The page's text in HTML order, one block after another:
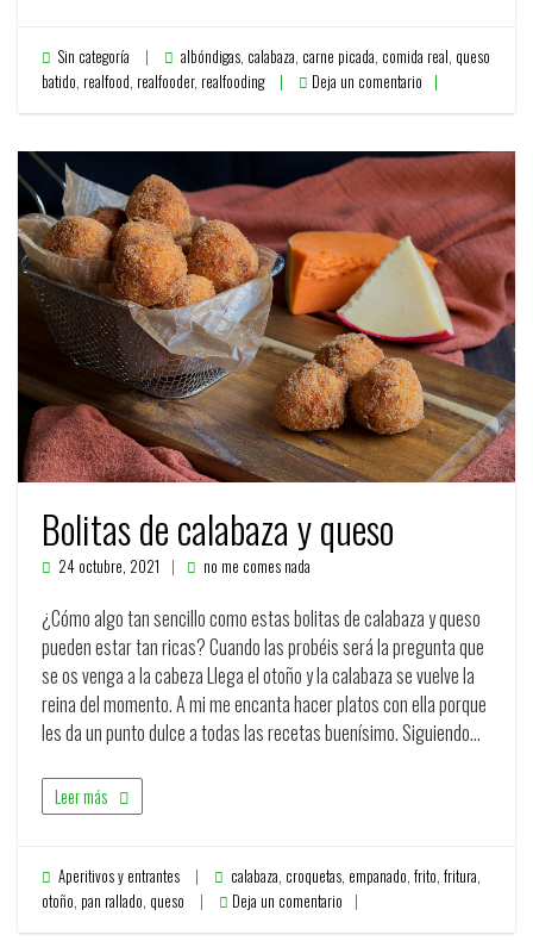
Sin categoría albóndigas, calabaza, carne picada, comida real, queso
batido, realfood, realfooder, realfooding Deja un comentario
Bolitas de calabaza y queso
24 octubre, 2021 no me comes nada
¿Cómo algo tan sencillo como estas bolitas de calabaza y queso
pueden estar tan ricas? Cuando las probéis será la pregunta que
se os venga a la cabeza Llega el otoño y la calabaza se vuelve la
reina del momento. A mi me encanta hacer platos con ella porque
les da un punto dulce a todas las recetas buenísimo. Siguiendo…
Leer más
Aperitivos y entrantes calabaza, croquetas, empanado, frito, fritura,
otoño, pan rallado, queso Deja un comentario